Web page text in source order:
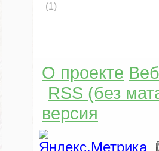
(1)
О проекте
RSS (без
версия